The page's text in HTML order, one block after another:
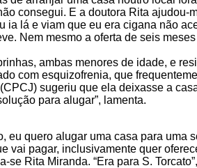
consegui. E a doutora Rita ajudou-
ia lá e viam que eu era cigana não
Nem mesmo a oferta de seis
ambas menores de idade, e
com esquizofrenia, que
sugeriu que ela deixasse a
para alugar”, lamenta.
eu quero alugar uma casa para uma
vai pagar, inclusivamente quer
se Rita Miranda. “Era para S.